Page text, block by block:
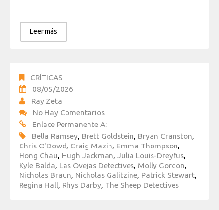
Leer más
CRÍTICAS
08/05/2026
Ray Zeta
No Hay Comentarios
Enlace Permanente A:
Bella Ramsey, Brett Goldstein, Bryan Cranston,
Chris O'Dowd, Craig Mazin, Emma Thompson,
Hong Chau, Hugh Jackman, Julia Louis-Dreyfus,
Kyle Balda, Las Ovejas Detectives, Molly Gordon,
Nicholas Braun, Nicholas Galitzine, Patrick Stewart,
Regina Hall, Rhys Darby, The Sheep Detectives